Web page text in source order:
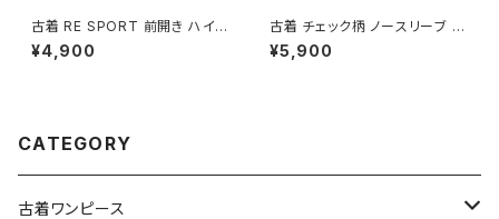
古着 RE SPORT 前開き ハイ
ネック 総柄 ナイロン 長袖 アウ
ター ヘビージャケット 緑 紺 (tt
¥4,900
古着 チェック柄 ノースリーブ ベ
スト 緑 (ttu2501125)
¥5,900
CATEGORY
古着ワンピース